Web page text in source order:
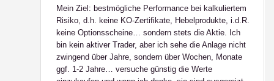
Mein Ziel: bestmögliche Performance bei kalkuliertem
Risiko, d.h. keine KO-Zertifikate, Hebelprodukte, i.d.R.
keine Optionsscheine… sondern stets die Aktie. Ich
bin kein aktiver Trader, aber ich sehe die Anlage nicht
zwingend über Jahre, sondern über Wochen, Monate
ggf. 1-2 Jahre… versuche günstig die Werte